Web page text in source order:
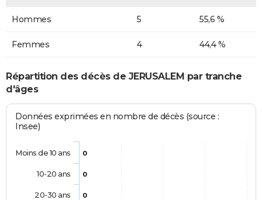
Hommes 5 55,6 %
Femmes 4 44,4 %
Répartition des décès de JERUSALEM par tranche
d'âges
Données exprimées en nombre de décès (source :
Insee)
0
0
0
Moins de 10 ans
10-20 ans
20-30 ans